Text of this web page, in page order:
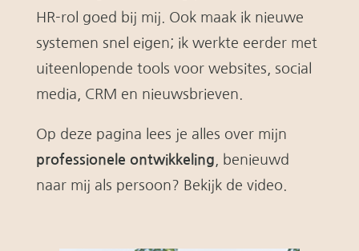
HR-rol goed bij mij. Ook maak ik nieuwe
systemen snel eigen; ik werkte eerder met
uiteenlopende tools voor websites, social
media, CRM en nieuwsbrieven.
Op deze pagina lees je alles over mijn
professionele ontwikkeling , benieuwd
naar mij als persoon? Bekijk de video.